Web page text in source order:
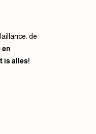
de
en
is alles!